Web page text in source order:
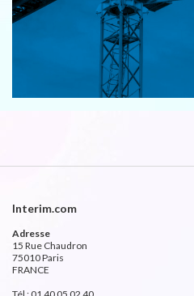
Interim.com
Adresse
15 Rue Chaudron
75010 Paris
FRANCE